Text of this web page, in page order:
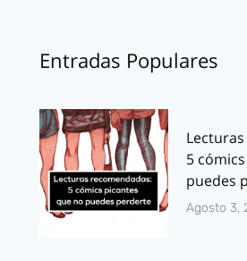
Entradas Populares
5
puedes
Agosto 3,